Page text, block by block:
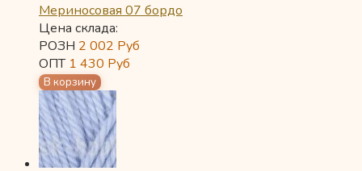
Мериносовая 07 бордо
Цена склада:
РОЗН 2 002 Руб
ОПТ 1 430 Руб